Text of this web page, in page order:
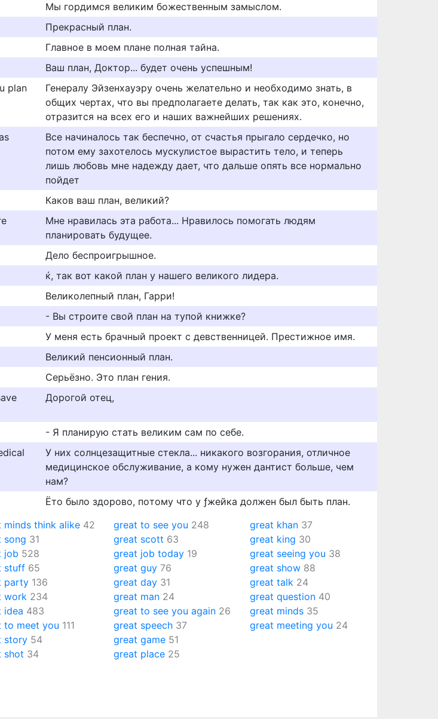
Мы гордимся великим божественным замыслом.
Прекрасный план.
Главное в моем плане полная тайна.
Ваш план, Доктор... будет очень успешным!
plan
Генералу Эйзенхауэру очень желательно и необходимо знать, в
общих чертах, что вы предполагаете делать, так как это, конечно,
отразится на всех его и наших важнейших решениях.
Все начиналось так беспечно, от счастья прыгало сердечко, но
потом ему захотелось мускулистое вырастить тело, и теперь
лишь любовь мне надежду дает, что дальше опять все нормально
пойдет
Каков ваш план, великий?
Мне нравилась эта работа... Нравилось помогать людям
планировать будущее.
Дело беспроигрышное.
ќ, так вот какой план у нашего великого лидера.
Великолепный план, Гарри!
- Вы строите свой план на тупой книжке?
У меня есть брачный проект с девственницей. Престижное имя.
Великий пенсионный план.
Серьёзно. Это план гения.
Дорогой отец,
- Я планирую стать великим сам по себе.
У них солнцезащитные стекла... никакого возгорания, отличное
медицинское обслуживание, а кому нужен дантист больше, чем
нам?
Ётo былo здopoвo, пoтoмy чтo y ƒжeйкa дoлжeн был быть плaн.
minds think alike 42
song 31
job 528
stuff 65
party 136
work 234
idea 483
to meet you 111
story 54
shot 34
great to see you 248
great scott 63
great job today 19
great guy 76
great day 31
great man 24
great to see you again 26
great speech 37
great game 51
great place 25
great khan 37
great king 30
great seeing you 38
great show 88
great talk 24
great question 40
great minds 35
great meeting you 24